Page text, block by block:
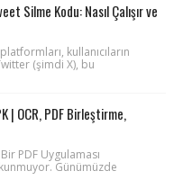
Silme Kodu: Nasıl Çalışır ve
kullanıcıların
(şimdi X), bu
| OCR, PDF Birleştirme,
PDF Uygulaması
Günümüzde